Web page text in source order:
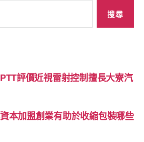
評價近視雷射控制擅長大寮汽
本加盟創業有助於收縮包裝哪些